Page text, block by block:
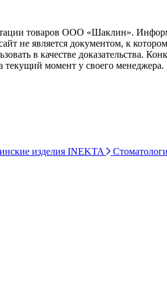
товаров ООО «Шаклин».
не является документом, к
в качестве доказательства.
текущий момент у своего менеджера.
изделия INEKTA